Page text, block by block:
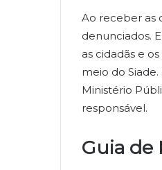
Ao receber as
denunciados.
as cidadãs e
meio do Siade.
Ministério
responsável.
Guia de